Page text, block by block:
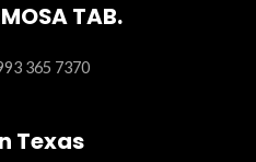
TAB.
365 7370
Texas